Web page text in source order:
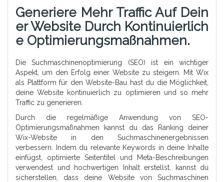
Generiere Mehr Traffic Auf Dein
Er Website Durch Kontinuierlich
E Optimierungsmaßnahmen.
Die Suchmaschinenoptimierung (SEO) ist ein wichtiger
Aspekt, um den Erfolg einer Website zu steigern. Mit Wix
als Plattform für den Website-Bau hast du die Möglichkeit,
deine Website kontinuierlich zu optimieren und so mehr
Traffic zu generieren.
Durch die regelmäßige Anwendung von SEO-
Optimierungsmaßnahmen kannst du das Ranking deiner
Wix-Website in den Suchmaschinenergebnissen
verbessern. Indem du relevante Keywords in deine Inhalte
einfügst, optimierte Seitentitel und Meta-Beschreibungen
verwendest und hochwertigen Inhalt erstellst, kannst du
sicherstellen, dass deine Website von Suchmaschinen